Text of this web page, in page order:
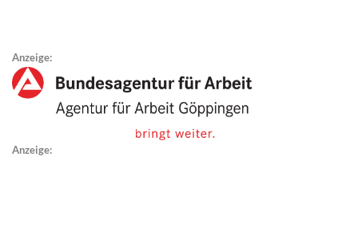
Anzeige:
Anzeige: